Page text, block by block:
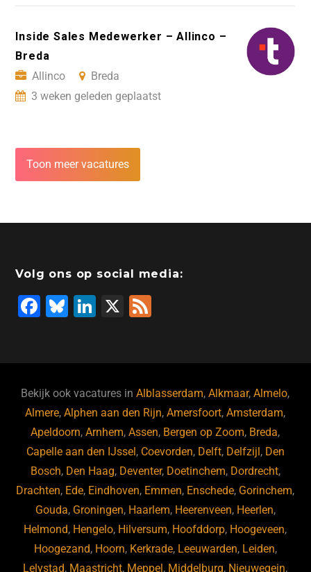
Inside Sales Medewerker – Allinco –
Breda
Allinco
Breda
3 weken geleden geplaatst
Toon meer vacatures
Volg ons op social media:
F
b
o
o
k
Bl
ky
Li
dI
n
X
Bekijk ook vacatures inAlblasserdam,Alkmaar,Almelo,
Almere,Alphen aan den Rijn,Amersfoort,Amsterdam,
Apeldoorn,Arnhem,Assen, Bergen op Zoom, Breda,
Capelle aan den IJssel , Coevorden, Delft, Delfzijl , Den
Bosch, Den Haag, Deventer, Doetinchem, Dordrecht,
Drachten, Ede, Eindhoven, Emmen, Enschede, Gorinchem,
Gouda, Groningen, Haarlem, Heerenveen, Heerlen,
Helmond, Hengelo, Hilversum, Hoofddorp, Hoogeveen,
Hoogezand, Hoorn, Kerkrade, Leeuwarden, Leiden,
Lelystad, Maastricht, Meppel , Middelburg, Nieuwegein,